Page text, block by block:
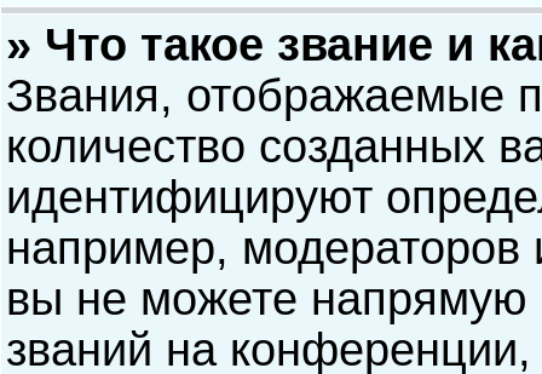
» Что такое звание и
Звания, отображаемые
количество созданных
идентифицируют
например,
вы не можете напрямую
званий на